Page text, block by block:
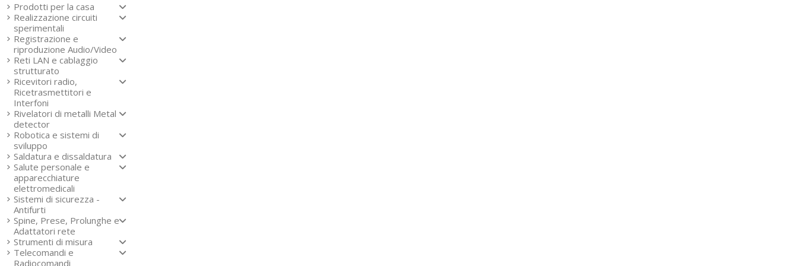
Prodotti per la casa
Realizzazione circuiti
sperimentali
Registrazione e
riproduzione Audio/Video
Reti LAN e cablaggio
strutturato
Ricevitori radio,
Ricetrasmettitori e
Interfoni
Rivelatori di metalli Metal
detector
Robotica e sistemi di
sviluppo
Saldatura e dissaldatura
Salute personale e
apparecchiature
elettromedicali
Sistemi di sicurezza -
Antifurti
Spine, Prese, Prolunghe e
Adattatori rete
Strumenti di misura
Telecomandi e
Radiocomandi